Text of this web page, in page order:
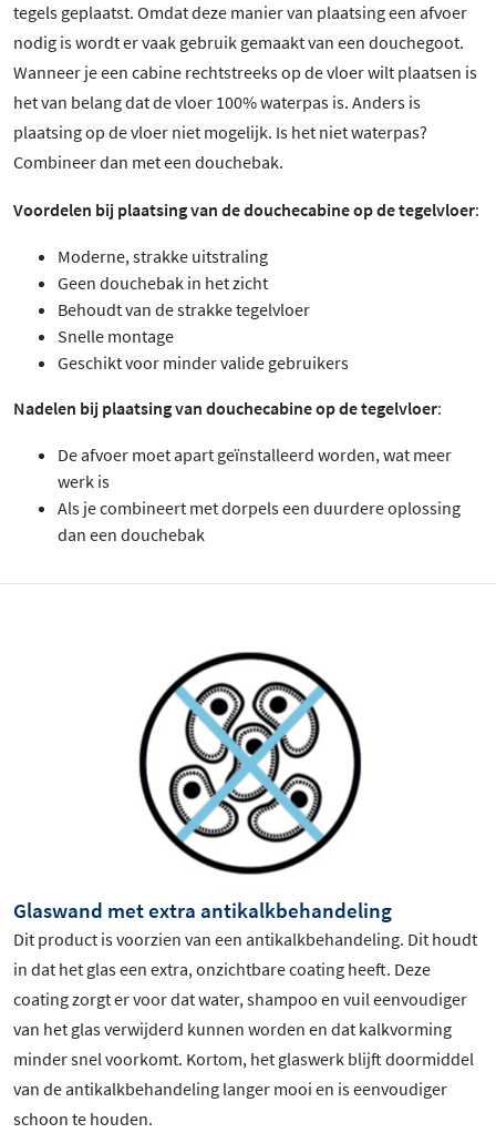
tegels geplaatst. Omdat deze manier van plaatsing een afvoer
nodig is wordt er vaak gebruik gemaakt van een douchegoot.
Wanneer je een cabine rechtstreeks op de vloer wilt plaatsen is
het van belang dat de vloer 100% waterpas is. Anders is
plaatsing op de vloer niet mogelijk. Is het niet waterpas?
Combineer dan met een douchebak.
Voordelen bij plaatsing van de douchecabine op de tegelvloer:
Moderne, strakke uitstraling
Geen douchebak in het zicht
Behoudt van de strakke tegelvloer
Snelle montage
Geschikt voor minder valide gebruikers
Nadelen bij plaatsing van douchecabine op de tegelvloer:
De afvoer moet apart geïnstalleerd worden, wat meer
werk is
Als je combineert met dorpels een duurdere oplossing
dan een douchebak
Glaswand met extra antikalkbehandeling
Dit product is voorzien van een antikalkbehandeling. Dit houdt
in dat het glas een extra, onzichtbare coating heeft. Deze
coating zorgt er voor dat water, shampoo en vuil eenvoudiger
van het glas verwijderd kunnen worden en dat kalkvorming
minder snel voorkomt. Kortom, het glaswerk blijft doormiddel
van de antikalkbehandeling langer mooi en is eenvoudiger
schoon te houden.